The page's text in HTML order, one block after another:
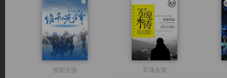
维和先锋 军魂永铸